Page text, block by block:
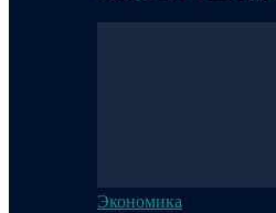
Экономика